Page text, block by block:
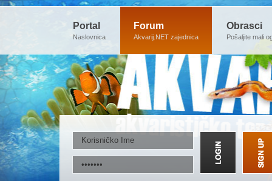
Portal
Naslovnica
Forum
Akvarij.NET zajednica
Obrasci
Pošaljite mali